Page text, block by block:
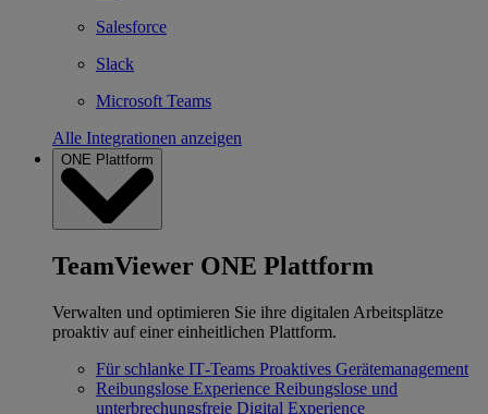
Salesforce
Slack
Microsoft Teams
Alle Integrationen anzeigen
ONE Plattform
TeamViewer ONE Plattform
Verwalten und optimieren Sie ihre digitalen Arbeitsplätze
proaktiv auf einer einheitlichen Plattform.
Für schlanke IT‐Teams Proaktives Gerätemanagement
Reibungslose Experience Reibungslose und
unterbrechungsfreie Digital Experience